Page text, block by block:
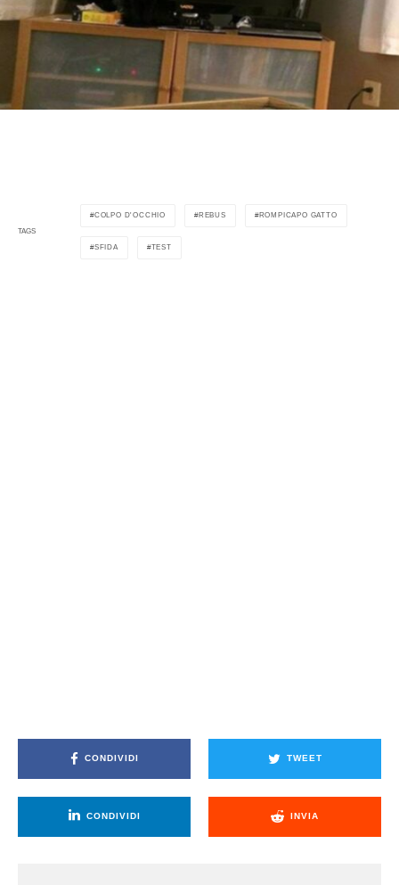
TAGS
COLPO D'OCCHIO REBUS ROMPICAPO GATTO
SFIDA TEST
CONDIVIDI TWEET
CONDIVIDI INVIA